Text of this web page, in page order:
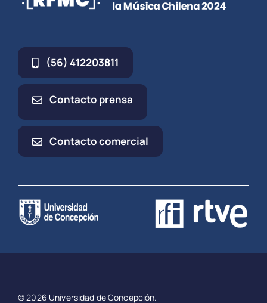
(56) 412203811
Contacto prensa
Contacto comercial
© 2026 Universidad de Concepción.